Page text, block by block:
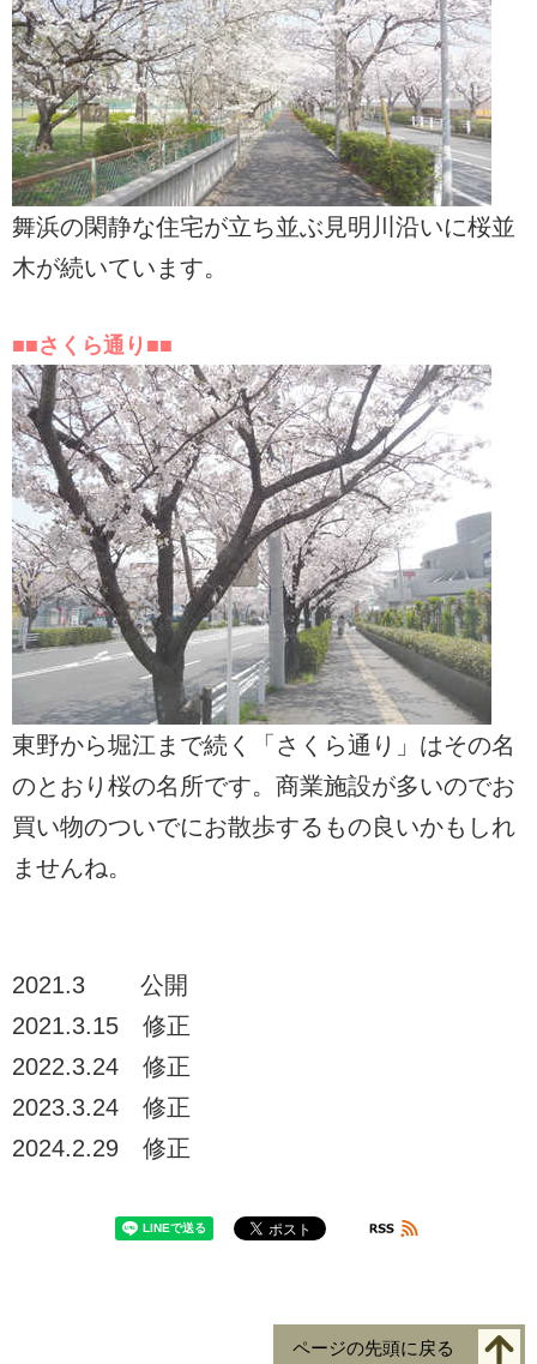
舞浜の閑静な住宅が立ち並ぶ見明川沿いに桜並
木が続いています。
■■さくら通り■■
東野から堀江まで続く「さくら通り」はその名
のとおり桜の名所です。商業施設が多いのでお
買い物のついでにお散歩するもの良いかもしれ
ませんね。
2021.3 公開
2021.3.15 修正
2022.3.24 修正
2023.3.24 修正
2024.2.29 修正
ページの先頭に戻る